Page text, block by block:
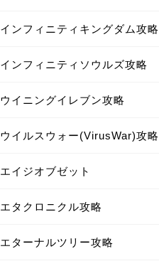
インフィニティキングダム攻略
インフィニティソウルズ攻略
ウイニングイレブン攻略
ウイルスウォー(VirusWar)攻略
エイジオブゼット
エタクロニクル攻略
エターナルツリー攻略